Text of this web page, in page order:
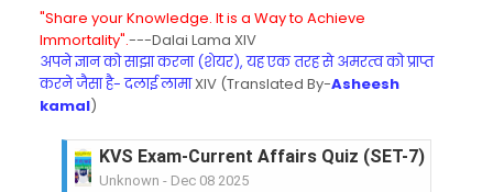
"Share your Knowledge. It is a Way to Achieve
Immortality".---Dalai Lama XIV
अपने ज्ञान को साझा करना (शेयर), यह एक तरह से अमरत्व को प्राप्त
करने जैसा है- दलाई लामाXIV (Translated By-Asheesh
kamal)
KVS Exam-Current Affairs Quiz (SET-7) in Hindi
Unknown - Dec 08 2025